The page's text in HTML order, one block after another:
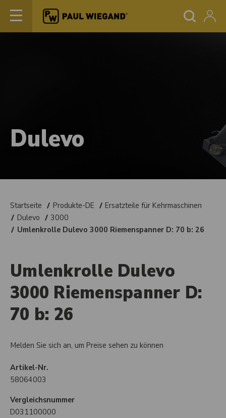
Dulevo
Startseite Produkte-DE
Ersatzteile für Kehrmaschinen
Dulevo
3000
Umlenkrolle Dulevo 3000 Riemenspanner D: 70 b: 26
Umlenkrolle Dulevo
3000 Riemenspanner D:
70 b: 26
Melden Sie sich an, um Preise sehen zu können
Artikel-Nr.
58064003
Vergleichsnummer
D031100000